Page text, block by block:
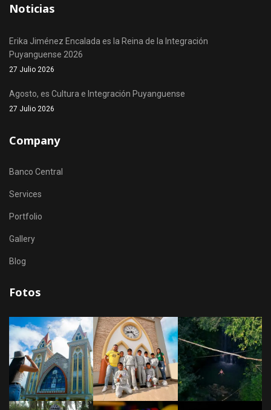
Noticias
Erika Jiménez Encalada es la Reina de la Integración
Puyanguense 2026
27 Julio 2026
Agosto, es Cultura e Integración Puyanguense
27 Julio 2026
Company
Banco Central
Services
Portfolio
Gallery
Blog
Fotos